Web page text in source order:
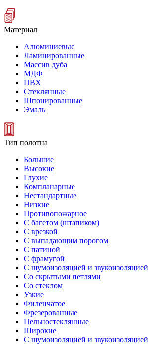
Материал
Алюминиевые
Ламинированные
Массив дуба
МДФ
ПВХ
Стеклянные
Шпонированные
Эмаль
Тип полотна
Большие
Высокие
Глухие
Компланарные
Нестандартные
Низкие
Противопожарное
С багетом (штапиком)
С врезкой
С выпадающим порогом
С патиной
С фрамугой
С шумоизоляцией и звукоизоляцией
Со скрытыми петлями
Со стеклом
Узкие
Филенчатое
Фрезерованные
Цельностеклянные
Широкие
С шумоизоляцией и звукоизоляцией